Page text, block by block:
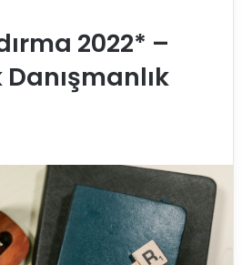
2022* –